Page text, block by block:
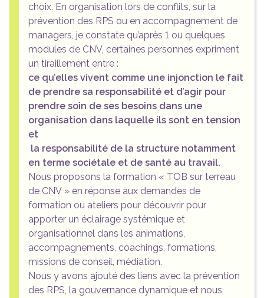
choix. En organisation lors de conflits, sur la
prévention des RPS ou en accompagnement de
managers, je constate qu’après 1 ou quelques
modules de CNV, certaines personnes expriment
un tiraillement entre :
ce qu’elles vivent comme une injonction le fait
de prendre sa responsabilité et d’agir pour
prendre soin de ses besoins dans une
organisation dans laquelle ils sont en tension
et
la responsabilité de la structure notamment
en terme sociétale et de santé au travail.
Nous proposons la formation « TOB sur terreau
de CNV » en réponse aux demandes de
formation ou ateliers pour découvrir pour
apporter un éclairage systémique et
organisationnel dans les animations,
accompagnements, coachings, formations,
missions de conseil, médiation.
Nous y avons ajouté des liens avec la prévention
des RPS, la gouvernance dynamique et nous